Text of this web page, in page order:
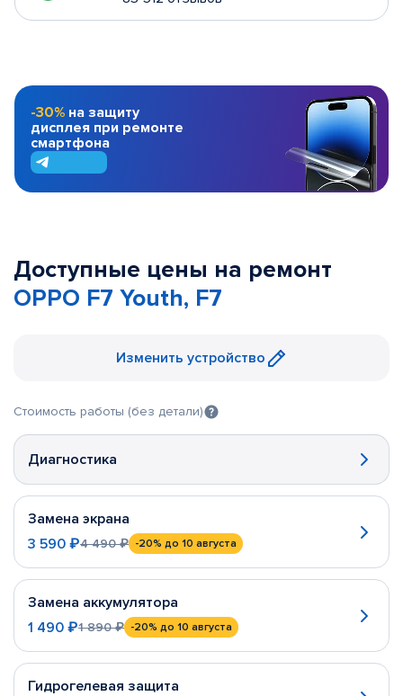
-30% на защиту
дисплея при ремонте
смартфона
Доступные цены на ремонт
OPPO F7 Youth, F7
Изменить устройство
Стоимость работы (без детали)
Диагностика
Замена экрана
3 590 ₽4 490 ₽ -20% до 10 августа
Замена аккумулятора
1 490 ₽1 890 ₽ -20% до 10 августа
Гидрогелевая защита